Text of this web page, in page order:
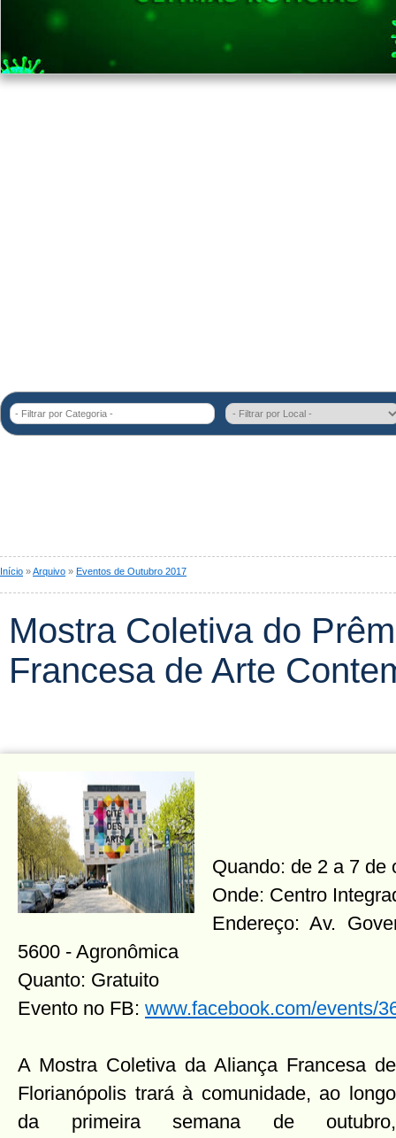
- Filtrar por Categoria -
Início »Arquivo » Eventos de Outubro 2017
Mostra Coletiva do
Francesa de Arte
Quando: de 2 a 7 de
Onde: Centro
Endereço: Av.
5600 - Agronômica
Quanto: Gratuito
Evento no FB: www.facebook.com/events/
A Mostra Coletiva da Aliança Francesa de
Florianópolis trará à comunidade, ao longo
da primeira semana de outubro,